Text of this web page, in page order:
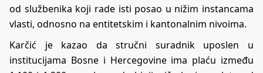
od službenika koji rade isti posao u nižim instancama
vlasti, odnosno na entitetskim i kantonalnim nivoima.
Karčić je kazao da stručni suradnik uposlen u
institucijama Bosne i Hercegovine ima plaću između